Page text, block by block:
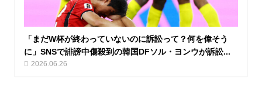
「まだW杯が終わっていないのに訴訟って？何を偉そう
に」SNSで誹謗中傷殺到の韓国DFソル・ヨンウが訴訟...
2026.06.26